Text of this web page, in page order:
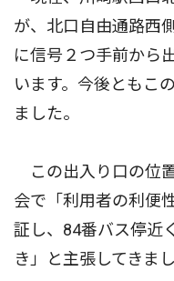
が、北口自由通路西
に信号２つ手前から
います。今後ともこ
ました。
この出入り口の位
会で「利用者の利便
証し、84番バス停近
き」と主張してきま